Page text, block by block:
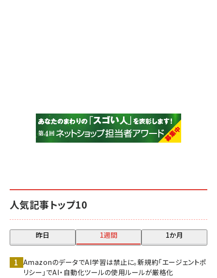
人気記事トップ10
昨日 1週間 1か月
AmazonのデータでAI学習は禁止に。新規約「エージェントポ
リシー」でAI・自動化ツールの使用ルールが厳格化